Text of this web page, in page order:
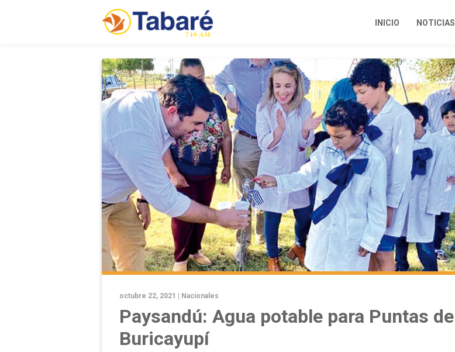
INICIO NOTICIAS
octubre 22, 2021 | Nacionales
Paysandú: Agua potable para Puntas de
Buricayupí